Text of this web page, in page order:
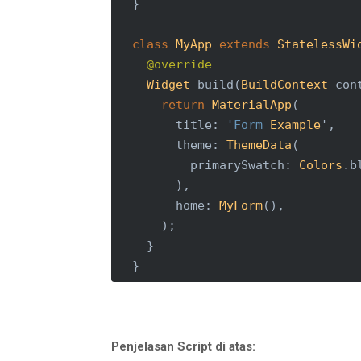
  }
class MyApp extends
@override
Widget build(BuildContext
return MaterialApp (
        title:
'Form Example',
        theme:
ThemeData (
          primarySwatch:
Colors
        ),
        home:
MyForm(),
      );
    }
  }
_MyFormState createState() =>
Penjelasan Script di atas: